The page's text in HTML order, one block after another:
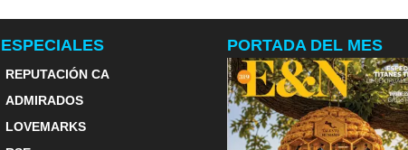
ESPECIALES
REPUTACIÓN CA
ADMIRADOS
LOVEMARKS
PORTADA DEL MES